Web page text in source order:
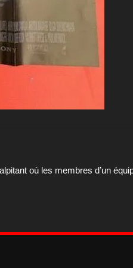
où les membres d’un